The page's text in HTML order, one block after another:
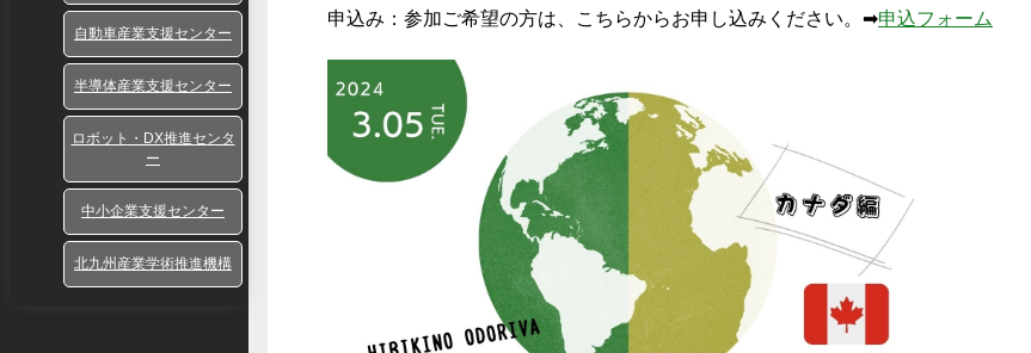
自動車産業支援センター
半導体産業支援センター
ロボット・DX推進センタ
ー
中小企業支援センター
北九州産業学術推進機構
申込み：参加ご希望の方は、こちらからお申し込みください。➡申込フォーム